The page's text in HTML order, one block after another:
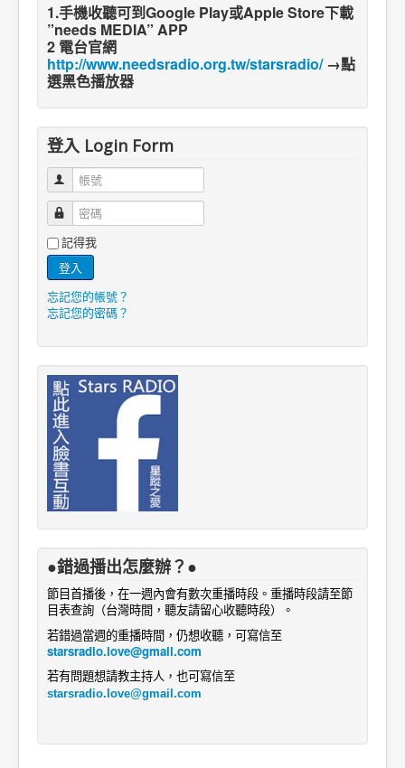
1.手機收聽可到Google Play或Apple Store下載
”needs MEDIA” APP
2 電台官網
http://www.needsradio.org.tw/starsradio/→點
選黑色播放器
登入 Login Form
帳號
密碼
記得我
登入
忘記您的帳號？
忘記您的密碼？
●錯過播出怎麼辦？●
節目首播後，在一週內會有數次重播時段。重播時段請至節
目表查詢 （台灣時間，聽友請留心收聽時段）
。
若錯過當週的重播時間，仍想收聽，可寫信至
starsradio.love@gmail.com
若有問題想請教主持人 ， 也可寫信至
starsradio.love@gmail.com